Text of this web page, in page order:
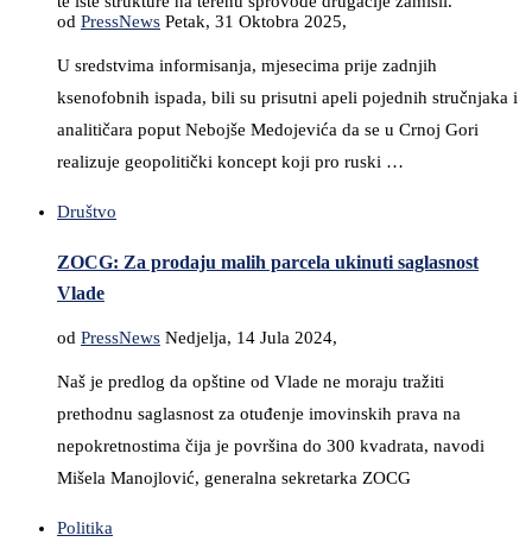
od PressNews Petak, 31 Oktobra 2025,
U sredstvima informisanja, mjesecima prije zadnjih
ksenofobnih ispada, bili su prisutni apeli pojednih stručnjaka i
analitičara poput Nebojše Medojevića da se u Crnoj Gori
realizuje geopolitički koncept koji pro ruski …
Društvo
ZOCG: Za prodaju malih parcela ukinuti saglasnost
Vlade
od PressNews Nedjelja, 14 Jula 2024,
Naš je predlog da opštine od Vlade ne moraju tražiti
prethodnu saglasnost za otuđenje imovinskih prava na
nepokretnostima čija je površina do 300 kvadrata, navodi
Mišela Manojlović, generalna sekretarka ZOCG
Politika